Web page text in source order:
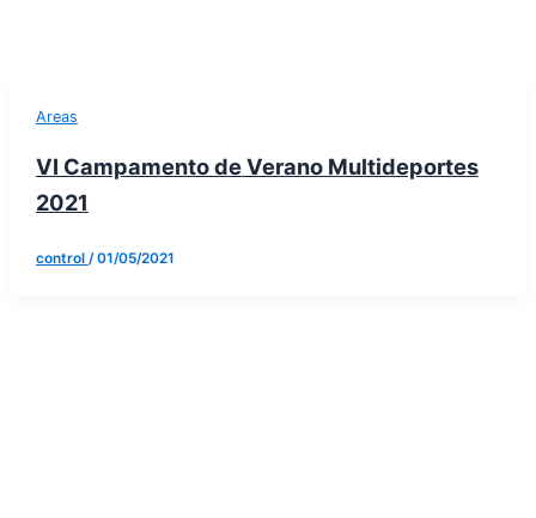
Areas
VI Campamento de Verano Multideportes
2021
control /01/05/2021